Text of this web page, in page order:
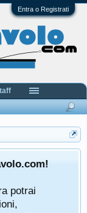
Entra o Registrati
potrai